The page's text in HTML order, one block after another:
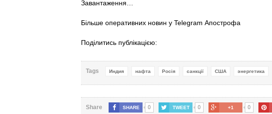
Завантаження…
Більше оперативних новин у Telegram Апострофа
Поділитись публікацією:
Tags Индия нафта Росія санкції США энергетика
Share SHARE 0 TWEET 0 +1 0